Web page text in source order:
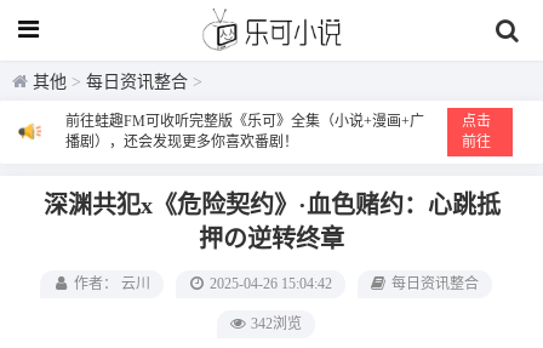
其他 > 每日资讯整合 >
前往蛙趣FM可收听完整版《乐可》全集（小说+漫画+广
播剧），还会发现更多你喜欢番剧！
点击
前往
深渊共犯x《危险契约》·血色赌约：心跳抵
押の逆转终章
作者： 云川 2025-04-26 15:04:42 每日资讯整合
342浏览